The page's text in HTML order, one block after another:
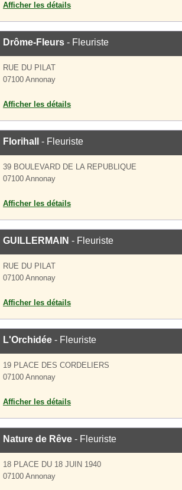
Afficher les détails
Drôme-Fleurs - Fleuriste
RUE DU PILAT
07100 Annonay
Afficher les détails
Florihall - Fleuriste
39 BOULEVARD DE LA REPUBLIQUE
07100 Annonay
Afficher les détails
GUILLERMAIN - Fleuriste
RUE DU PILAT
07100 Annonay
Afficher les détails
L'Orchidée - Fleuriste
19 PLACE DES CORDELIERS
07100 Annonay
Afficher les détails
Nature de Rêve - Fleuriste
18 PLACE DU 18 JUIN 1940
07100 Annonay